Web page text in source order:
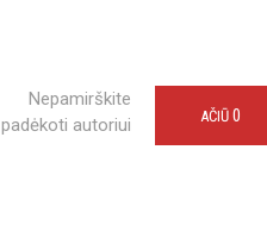
Nepamirškite
padėkoti autoriui
AČIŪ 0